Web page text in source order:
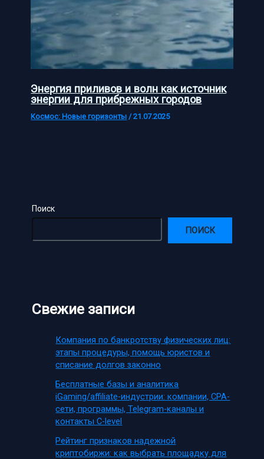
Энергия приливов и волн как источник
энергии для прибрежных городов
Космос: Новые горизонты /21.07.2025
Поиск
ПОИСК
Свежие записи
Компания по банкротству физических лиц:
этапы процедуры, помощь юристов и
списание долгов законно
Бесплатные базы и аналитика
iGaming/affiliate-индустрии: компании, CPA-
сети, программы, Telegram-каналы и
контакты C-level
Рейтинг признаков надежной
криптобиржи: как выбрать площадку для